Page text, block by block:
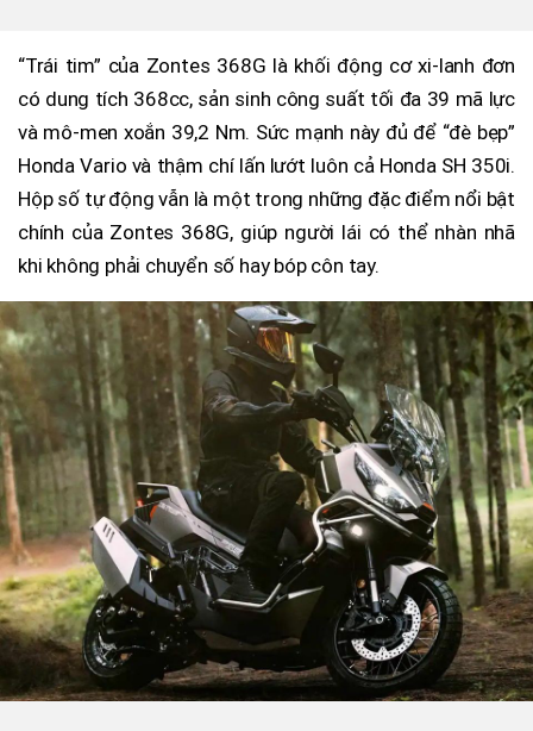
“Trái tim” của Zontes 368G là khối động cơ xi-lanh đơn
có dung tích 368cc, sản sinh công suất tối đa 39 mã lực
và mô-men xoắn 39,2 Nm. Sức mạnh này đủ để “đè bẹp”
Honda Vario và thậm chí lấn lướt luôn cả Honda SH 350i.
Hộp số tự động vẫn là một trong những đặc điểm nổi bật
chính của Zontes 368G, giúp người lái có thể nhàn nhã
khi không phải chuyển số hay bóp côn tay.